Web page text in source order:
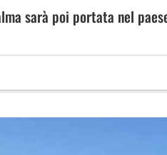
sarà poi portata nel